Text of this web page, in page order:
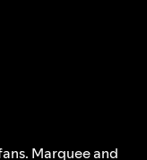
Marquee and